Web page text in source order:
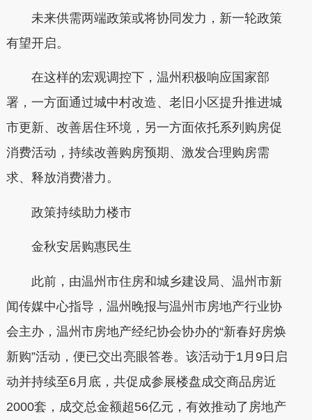
未来供需两端政策或将协同发力，新一轮政策
有望开启。
在这样的宏观调控下，温州积极响应国家部
署，一方面通过城中村改造、老旧小区提升推进城
市更新、改善居住环境，另一方面依托系列购房促
消费活动，持续改善购房预期、激发合理购房需
求、释放消费潜力。
政策持续助力楼市
金秋安居购惠民生
此前，由温州市住房和城乡建设局、温州市新
闻传媒中心指导，温州晚报与温州市房地产行业协
会主办，温州市房地产经纪协会协办的“新春好房焕
新购”活动，便已交出亮眼答卷。该活动于1月9日启
动并持续至6月底，共促成参展楼盘成交商品房近
2000套，成交总金额超56亿元，有效推动了房地产